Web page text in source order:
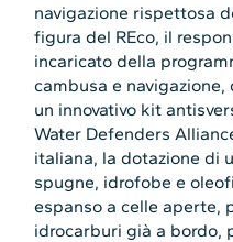
navigazione rispettosa
figura del REco, il
incaricato della
cambusa e navigazione,
un innovativo kit
Water Defenders
italiana, la dotazione di
spugne, idrofobe e
espanso a celle aperte,
idrocarburi già a bordo,